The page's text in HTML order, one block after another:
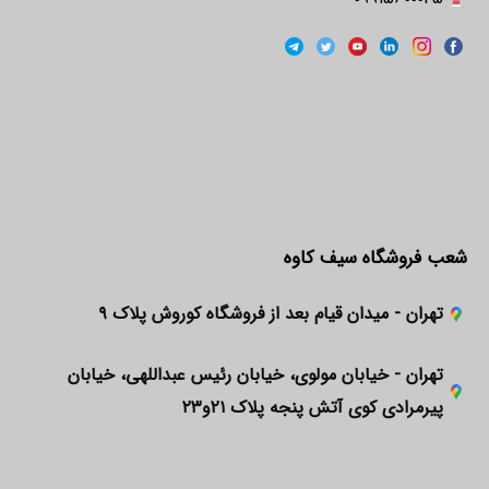
شعب فروشگاه سیف کاوه
تهران - میدان قیام بعد از فروشگاه کوروش پلاک ۹
تهران - خیابان مولوی، خیابان رئیس عبداللهی، خیابان
پیرمرادی کوی آتش پنجه پلاک ۲۱و۲۳